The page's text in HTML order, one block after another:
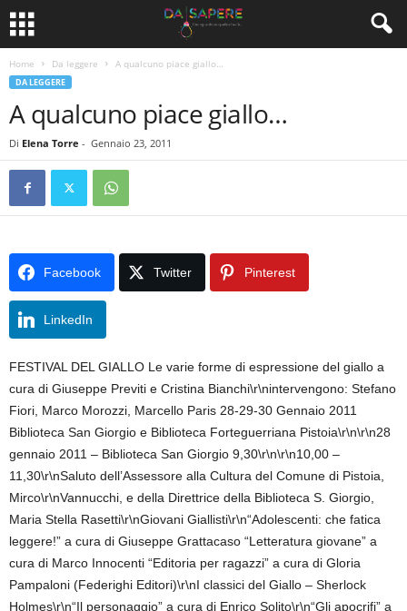
Home Da leggere A qualcuno piace giallo…
DA LEGGERE
A qualcuno piace giallo…
Di Elena Torre - Gennaio 23, 2011
Facebook Twitter Pinterest
LinkedIn
FESTIVAL DEL GIALLO Le varie forme di espressione del giallo a
cura di Giuseppe Previti e Cristina Bianchi\r\nintervengono: Stefano
Fiori, Marco Morozzi, Marcello Paris 28-29-30 Gennaio 2011
Biblioteca San Giorgio e Biblioteca Forteguerriana Pistoia\r\n\r\n28
gennaio 2011 – Biblioteca San Giorgio 9,30\r\n\r\n10,00 –
11,30\r\nSaluto dell’Assessore alla Cultura del Comune di Pistoia,
Mirco\r\nVannucchi, e della Direttrice della Biblioteca S. Giorgio,
Maria Stella Rasetti\r\nGiovani Giallisti\r\n“Adolescenti: che fatica
leggere!” a cura di Giuseppe Grattacaso “Letteratura giovane” a
cura di Marco Innocenti “Editoria per ragazzi” a cura di Gloria
Pampaloni (Federighi Editori)\r\nI classici del Giallo – Sherlock
Holmes\r\n“Il personaggio” a cura di Enrico Solito\r\n“Gli apocrifi” a